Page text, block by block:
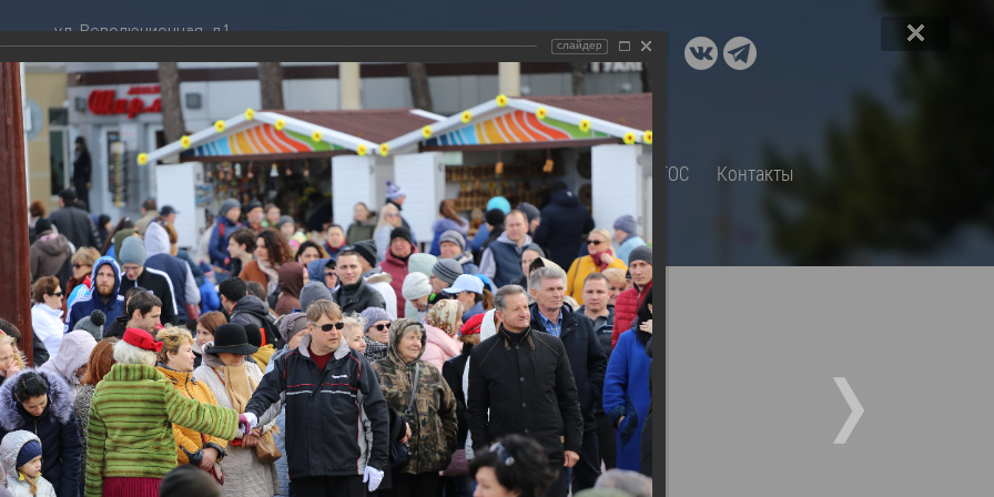
ул. Революционная, д.1
gelendzhik@mo.krasnodar.ru
А
Администрация Руководители Документы КСП Обращения ТОС Контакты
задачи и функции
данных
информация
реформа
коррупции
организации
информация
служба
ДУМА
Новости
Структура
Депутат ЗСК
Депутат ГД
График приёмов граждан
депутатами
Депутатское объединение
Совет молодых депутатов
Законотворчество
Постоянные комиссии и график
заседаний
Сведения о доходах, расходах, об
ДОКУМЕНТЫ
воздействия
Экспертиза действующих
нормативных правовых актов
Оценка применения
обязательных требований
Муниципальный контроль
Формы обращений
Градостроительная деятельность
Архивный отдел
в Геленджике(181 фото)
слайдер